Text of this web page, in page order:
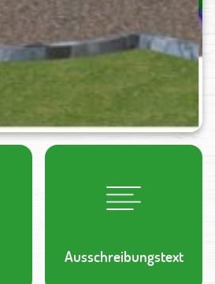
Ausschreibungstext